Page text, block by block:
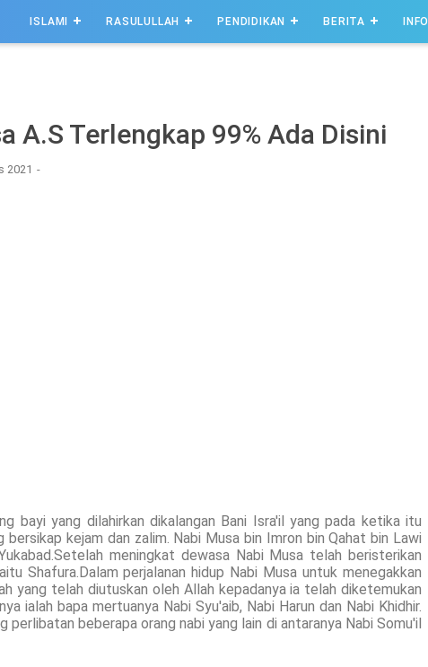
ISLAMI RASULULLAH PENDIDIKAN BERITA INFO
A.S Terlengkap 99% Ada Disini
2021
bayi yang dilahirkan dikalangan Bani Isra'il yang pada ketika itu
bersikap kejam dan zalim. Nabi Musa bin Imron bin Qahat bin Lawi
meningkat dewasa Nabi Musa telah beristerikan
Shafura.Dalam perjalanan hidup Nabi Musa untuk menegakkan
yang telah diutuskan oleh Allah kepadanya ia telah diketemukan
ialah bapa mertuanya Nabi Syu'aib, Nabi Harun dan Nabi Khidhir.
perlibatan beberapa orang nabi yang lain di antaranya Nabi Somu'il